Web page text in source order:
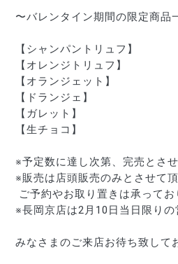
〜バレンタイン期間の限定商品
【シャンパントリュフ】
【オレンジトリュフ】
【オランジェット】
【ドランジェ】
【ガレット】
【生チョコ】
※予定数に達し次第、完売とさせ
※販売は店頭販売のみとさせて頂
ご予約やお取り置きは承ってお
※長岡京店は2月10日当日限りの
みなさまのご来店お待ち致して